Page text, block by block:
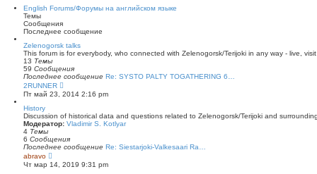
н
е
у
с
о
б
щ
е
н
и
ю
й
и
к
п
о
с
е
д
н
е
с
о
б
щ
н
English Forums/Форумы на английском языке
Темы
Сообщения
Последнее сообщение
Zelenogorsk talks
This forum is for everybody, who connected with Zelenogorsk/Terijoki in any way - live,
13 Темы
59 Сообщения
Последнее сообщение Re: SYSTO PALTY TOGATHERING 6…
2RUNNER
е
р
й
т
к
п
с
л
Пт май 23, 2014 2:16 pm
History
Discussion of historical data and questions related to Zelenogorsk/Terijoki and
Модератор: Vladimir S. Kotlyar
4 Темы
6 Сообщения
Последнее сообщение Re: Siestarjoki-Valkesaari Ra…
abravo
е
р
Чт мар 14, 2019 9:31 pm